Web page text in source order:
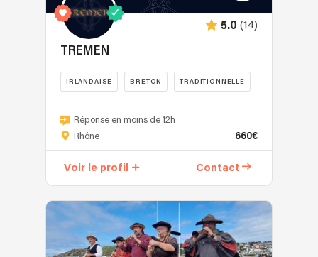
5.0 (14)
TREMEN
IRLANDAISE BRETON TRADITIONNELLE
signifie
passage
en
breton.
lyonnais
aindinois
Réponse en moins de 12h
Rhône
660€
Voir le profil Contact